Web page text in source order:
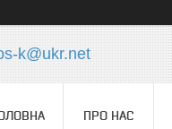
k@ukr.net
ПРО НАС